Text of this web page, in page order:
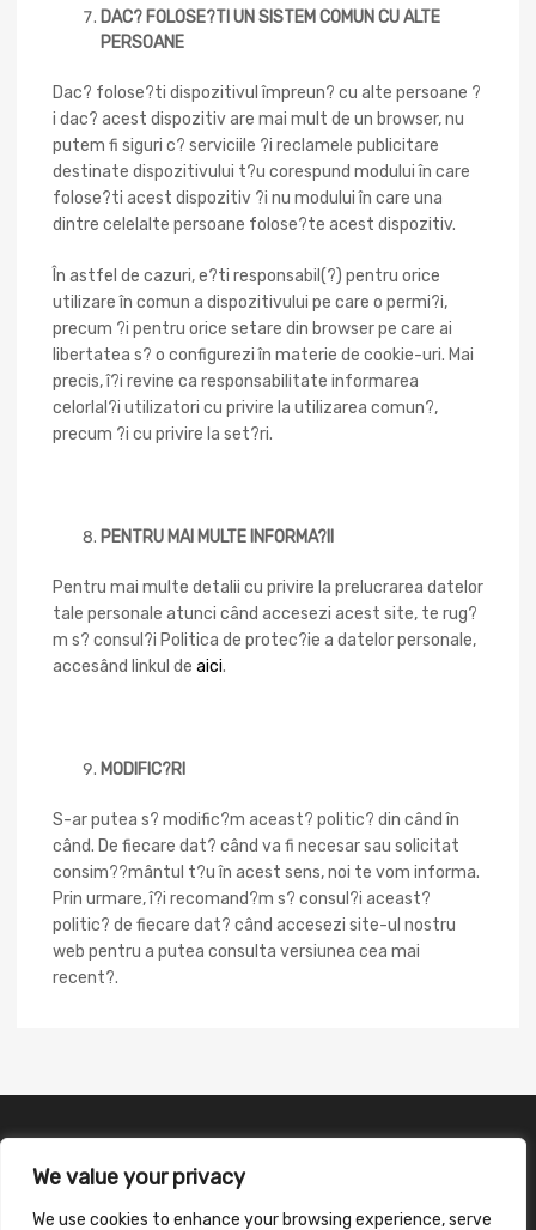
We value your privacy
We use cookies to enhance your browsing experience, serve
DAC? FOLOSE?TI UN SISTEM COMUN CU ALTE
PERSOANE
Dac? folose?ti dispozitivul împreun? cu alte persoane ?
i dac? acest dispozitiv are mai mult de un browser, nu
putem fi siguri c? serviciile ?i reclamele publicitare
destinate dispozitivului t?u corespund modului în care
folose?ti acest dispozitiv ?i nu modului în care una
dintre celelalte persoane folose?te acest dispozitiv.
În astfel de cazuri, e?ti responsabil(?) pentru orice
utilizare în comun a dispozitivului pe care o permi?i,
precum ?i pentru orice setare din browser pe care ai
libertatea s? o configurezi în materie de cookie-uri. Mai
precis, î?i revine ca responsabilitate informarea
celorlal?i utilizatori cu privire la utilizarea comun?,
precum ?i cu privire la set?ri.
PENTRU MAI MULTE INFORMA?II
Pentru mai multe detalii cu privire la prelucrarea datelor
tale personale atunci când accesezi acest site, te rug?
m s? consul?i Politica de protec?ie a datelor personale,
accesând linkul de aici.
MODIFIC?RI
S-ar putea s? modific?m aceast? politic? din când în
când. De fiecare dat? când va fi necesar sau solicitat
consim??mântul t?u în acest sens, noi te vom informa.
Prin urmare, î?i recomand?m s? consul?i aceast?
politic? de fiecare dat? când accesezi site-ul nostru
web pentru a putea consulta versiunea cea mai
recent?.